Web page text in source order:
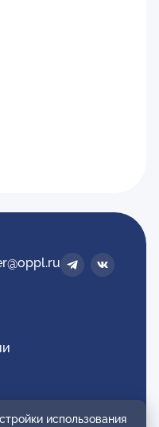
и партнеров
использования